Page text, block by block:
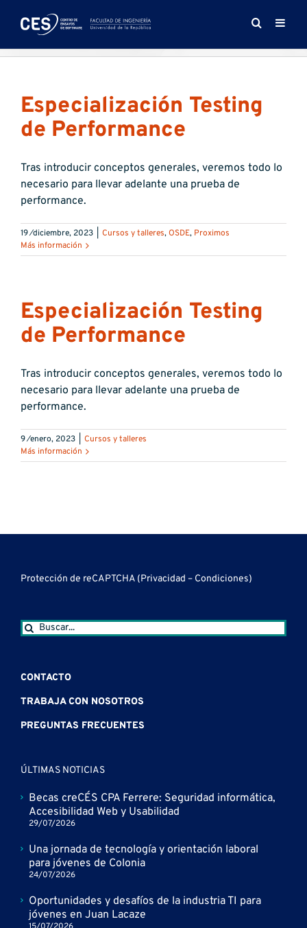
Especialización Testing
de Performance
Tras introducir conceptos generales, veremos todo lo
necesario para llevar adelante una prueba de
performance.
19 ⁄diciembre, 2023 Cursos y talleres,OSDE, Proximos
Más información
Especialización Testing
de Performance
Tras introducir conceptos generales, veremos todo lo
necesario para llevar adelante una prueba de
performance.
9 ⁄enero, 2023
Cursos y talleres
Más información
Protección de reCAPTCHA (Privacidad – Condiciones)
Buscar:
CONTACTO
TRABAJA CON NOSOTROS
PREGUNTAS FRECUENTES
ÚLTIMAS NOTICIAS
Becas creCÉS CPA Ferrere: Seguridad informática,
Accesibilidad Web y Usabilidad
29/07/2026
Una jornada de tecnología y orientación laboral
para jóvenes de Colonia
24/07/2026
Oportunidades y desafíos de la industria TI para
jóvenes en Juan Lacaze